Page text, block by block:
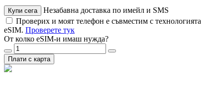
Купи сега
Незабавна доставка по имейл и SMS
Проверих и моят телефон е съвместим с технологията
eSIM. Проверете тук
От колко eSIM-и имаш нужда?
Плати с карта